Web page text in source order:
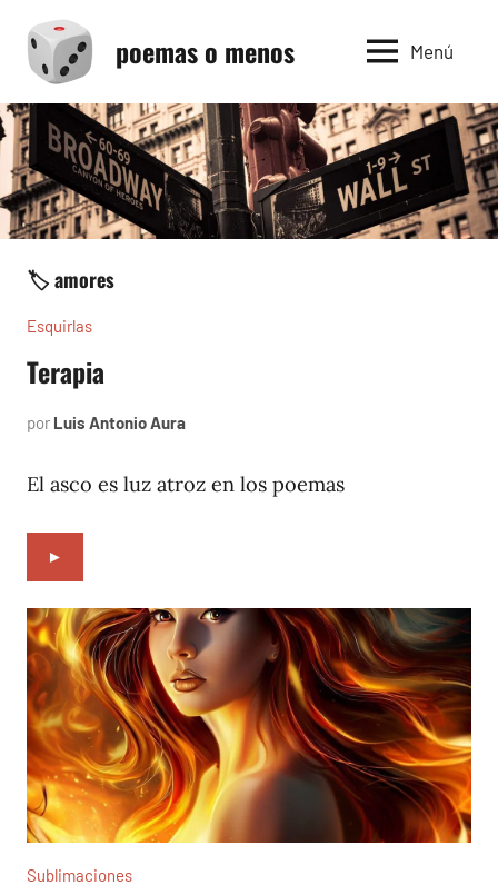
contenido
poemas o menos Menú
🏷️ amores
Esquirlas
Terapia
por Luis Antonio Aura
2023
El asco es luz atroz en los poemas
►
Sublimaciones